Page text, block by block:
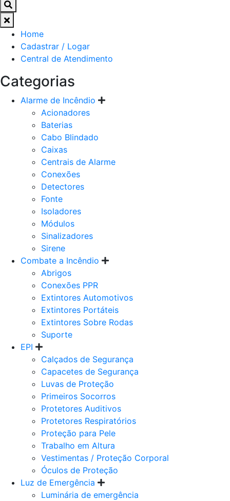
Home
Cadastrar / Logar
Central de Atendimento
Categorias
Alarme de Incêndio
Acionadores
Baterias
Cabo Blindado
Caixas
Centrais de Alarme
Conexões
Detectores
Fonte
Isoladores
Módulos
Sinalizadores
Sirene
Combate a Incêndio
Abrigos
Conexões PPR
Extintores Automotivos
Extintores Portáteis
Extintores Sobre Rodas
Suporte
EPI
Calçados de Segurança
Capacetes de Segurança
Luvas de Proteção
Primeiros Socorros
Protetores Auditivos
Protetores Respiratórios
Proteção para Pele
Trabalho em Altura
Vestimentas / Proteção Corporal
Óculos de Proteção
Luz de Emergência
Luminária de emergência